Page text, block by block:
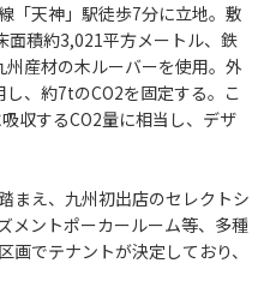
「天神」駅徒歩7分に立地。敷
面積約3,021平方メートル、鉄
産材の木ルーバーを使用。外
、約7tのCO2を固定する。こ
収するCO2量に相当し、デザ
まえ、九州初出店のセレクトシ
メントポーカールーム等、多種
でテナントが決定しており、